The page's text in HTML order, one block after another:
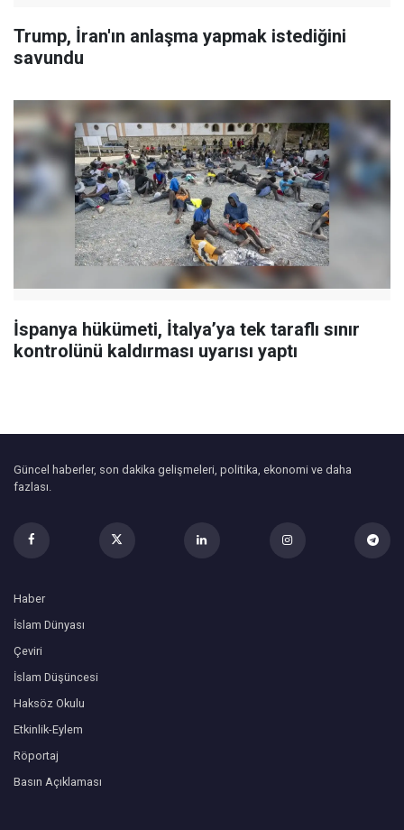
Trump, İran'ın anlaşma yapmak istediğini
savundu
İspanya hükümeti, İtalya’ya tek taraflı sınır
kontrolünü kaldırması uyarısı yaptı
Güncel haberler, son dakika gelişmeleri, politika, ekonomi ve daha
fazlası.
Haber
İslam Dünyası
Çeviri
İslam Düşüncesi
Haksöz Okulu
Etkinlik-Eylem
Röportaj
Basın Açıklaması